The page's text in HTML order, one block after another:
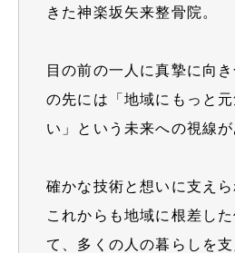
きた神楽坂矢来整骨院。
目の前の一人に真摯に向
の先には「地域にもっと
い」という未来への視線が
確かな技術と想いに支えら
これからも地域に根差し
て、多くの人の暮らしを